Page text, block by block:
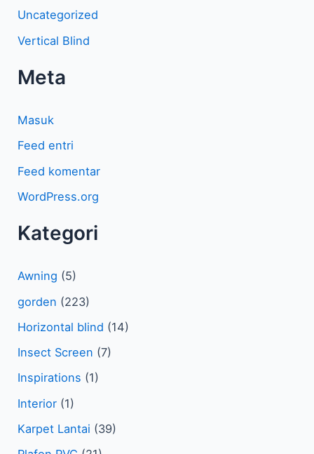
Uncategorized
Vertical Blind
Meta
Masuk
Feed entri
Feed komentar
WordPress.org
Kategori
Awning (5)
gorden (223)
Horizontal blind (14)
Insect Screen (7)
Inspirations (1)
Interior (1)
Karpet Lantai (39)